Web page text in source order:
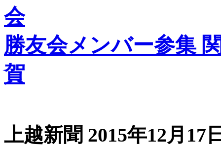
会
勝友会メンバー参集
賀
上越新聞 2015年12月17